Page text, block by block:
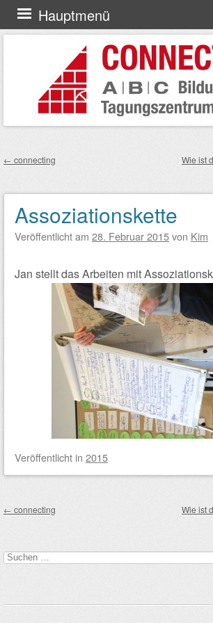
Hauptmenü
Zum
Inhalt
← connecting Wie ist
Assoziationskette
Veröffentlicht am 28. Februar 2015von Kim
Jan stellt das Arbeiten mit
Veröffentlicht in 2015
← connecting Wie ist
Suchen
nach: